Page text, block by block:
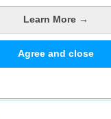
Learn More →
Agree and close